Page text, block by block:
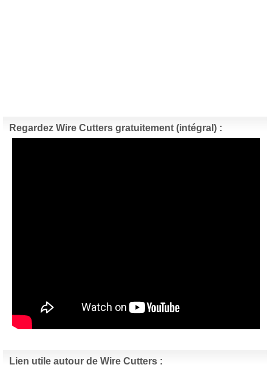
Regardez Wire Cutters gratuitement (intégral) :
Lien utile autour de Wire Cutters :